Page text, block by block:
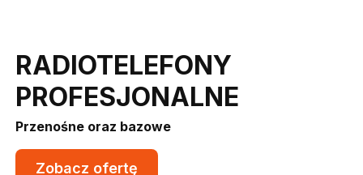
RADIOTELEFONY
PROFESJONALNE
Przenośne oraz bazowe
Zobacz ofertę